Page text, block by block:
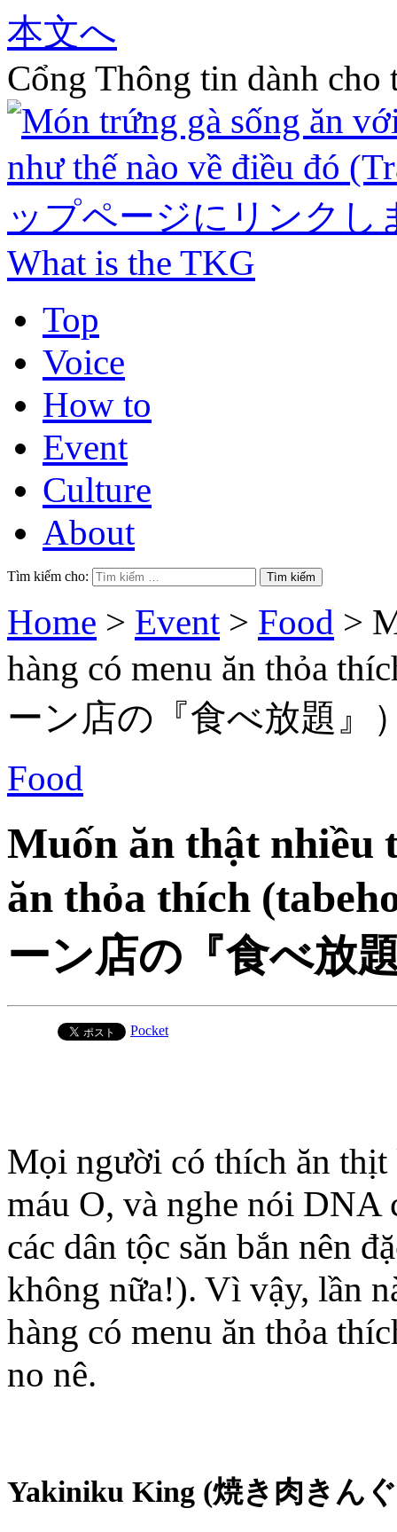
本文へ
Cổng Thông tin dành cho
What is the TKG
Top
Voice
How to
Event
Culture
About
Tìm kiếm cho:
Home > Event> Food >
hàng có menu ăn thỏa
ーン店の『食べ放題』
Food
Muốn ăn thật nhiều
ăn thỏa thích
ーン店の『食べ放
Pocket
Mọi người có thích ăn
máu O, và nghe nói DNA
các dân tộc săn bắn nên
không nữa!). Vì vậy, lần
hàng có menu ăn thỏa
no nê.
Yakiniku King (焼き肉きん